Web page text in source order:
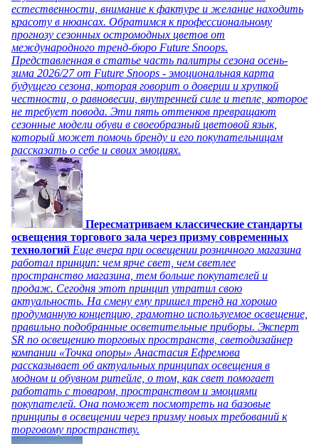
естественности, внимание к фактуре и желание находить
красоту в нюансах. Обратимся к профессиональному
прогнозу сезонных остромодных цветов от
международного тренд-бюро Future Snoops.
Представленная в статье часть палитры сезона осень-
зима 2026/27 от Future Snoops - эмоциональная карта
будущего сезона, которая говорит о доверии и хрупкой
честности, о равновесии, внутренней силе и тепле, которое
не требует повода. Эти пять оттенков превращают
сезонные модели обуви в своеобразный цветовой язык,
который может помочь бренду и его покупательницам
рассказать о себе и своих эмоциях.
Пересматриваем классические стандарты
освещения торгового зала через призму современных
технологий Еще вчера при освещении розничного магазина
работал принцип: чем ярче свет, чем светлее
пространство магазина, тем больше покупателей и
продаж. Сегодня этот принцип утратил свою
актуальность. На смену ему пришел тренд на хорошо
продуманную концепцию, грамотно используемое освещение,
правильно подобранные осветительные приборы. Эксперт
SR по освещению торговых пространств, светодизайнер
компании «Точка опоры» Анастасия Ефремова
рассказывает об актуальных принципах освещения в
модном и обувном ритейле, о том, как свет помогает
работать с товаром, пространством и эмоциями
покупателей. Она поможет посмотреть на базовые
принципы в освещении через призму новых требований к
торговому пространству.